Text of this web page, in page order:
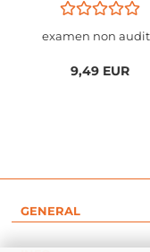
examen non
9,49 EUR
GENERAL